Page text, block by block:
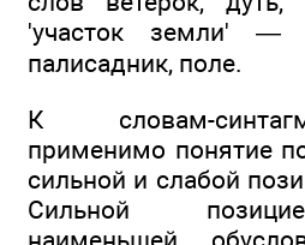
'участок земли' —
палисадник, поле.
К словам-
применимо понятие
сильной и слабой
Сильной